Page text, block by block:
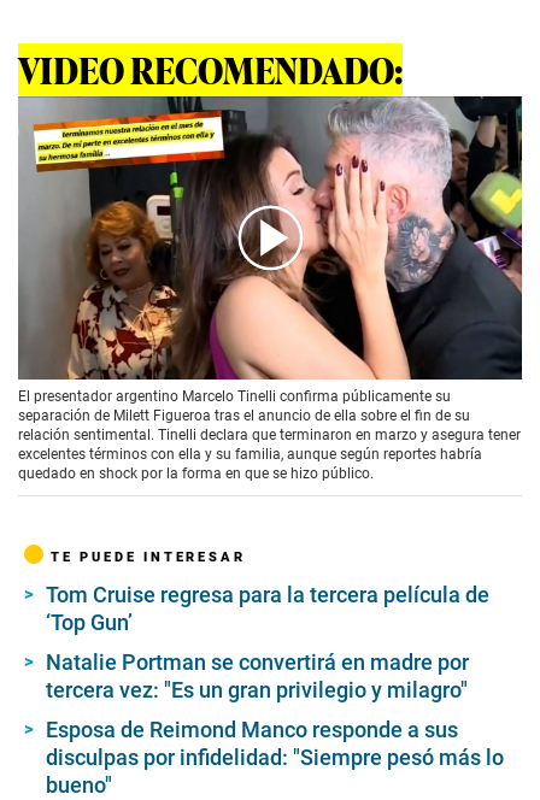
VIDEO RECOMENDADO:
00:00/00:41
El presentador argentino Marcelo Tinelli confirma públicamente su
separación de Milett Figueroa tras el anuncio de ella sobre el fin de su
relación sentimental. Tinelli declara que terminaron en marzo y asegura tener
excelentes términos con ella y su familia, aunque según reportes habría
quedado en shock por la forma en que se hizo público.
TE PUEDE INTERESAR
Tom Cruise regresa para la tercera película de
‘Top Gun’
Natalie Portman se convertirá en madre por
tercera vez: "Es un gran privilegio y milagro"
Esposa de Reimond Manco responde a sus
disculpas por infidelidad: "Siempre pesó más lo
bueno"